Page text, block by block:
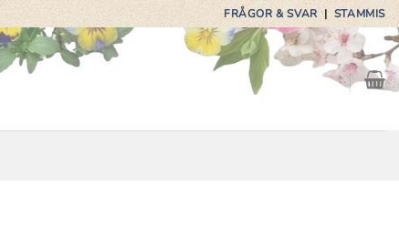
FRÅGOR & SVAR|STAMMIS